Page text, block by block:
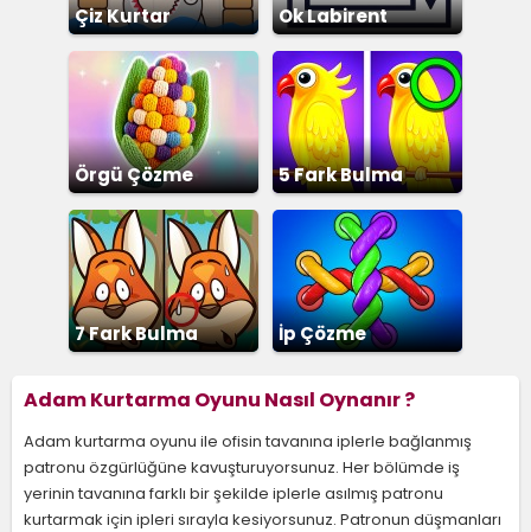
Çiz Kurtar
Ok Labirent
Bulmaca
Örgü Çözme 5 Fark Bulma
7 Fark Bulma İp Çözme
Adam Kurtarma Oyunu Nasıl Oynanır ?
Adam kurtarma oyunu ile ofisin tavanına iplerle bağlanmış
patronu özgürlüğüne kavuşturuyorsunuz. Her bölümde iş
yerinin tavanına farklı bir şekilde iplerle asılmış patronu
kurtarmak için ipleri sırayla kesiyorsunuz. Patronun düşmanları